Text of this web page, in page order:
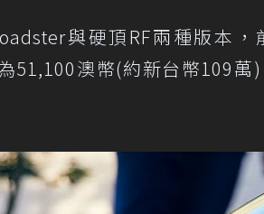
與硬頂RF兩種版本
51,100澳幣(約新台幣109萬